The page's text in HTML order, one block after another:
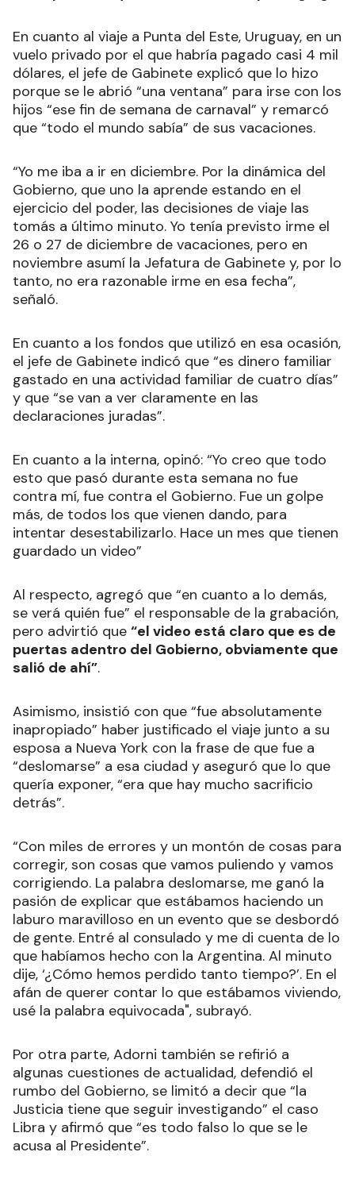
En cuanto al viaje a Punta del Este, Uruguay, en un
vuelo privado por el que habría pagado casi 4 mil
dólares, el jefe de Gabinete explicó que lo hizo
porque se le abrió “una ventana” para irse con los
hijos “ese fin de semana de carnaval” y remarcó
que “todo el mundo sabía” de sus vacaciones.
“Yo me iba a ir en diciembre. Por la dinámica del
Gobierno, que uno la aprende estando en el
ejercicio del poder, las decisiones de viaje las
tomás a último minuto. Yo tenía previsto irme el
26 o 27 de diciembre de vacaciones, pero en
noviembre asumí la Jefatura de Gabinete y, por lo
tanto, no era razonable irme en esa fecha”,
señaló.
En cuanto a los fondos que utilizó en esa ocasión,
el jefe de Gabinete indicó que “es dinero familiar
gastado en una actividad familiar de cuatro días”
y que “se van a ver claramente en las
declaraciones juradas”.
En cuanto a la interna, opinó: “Yo creo que todo
esto que pasó durante esta semana no fue
contra mí, fue contra el Gobierno. Fue un golpe
más, de todos los que vienen dando, para
intentar desestabilizarlo. Hace un mes que tienen
guardado un video”
Al respecto, agregó que “en cuanto a lo demás,
se verá quién fue” el responsable de la grabación,
pero advirtió que “el video está claro que es de
puertas adentro del Gobierno, obviamente que
salió de ahí”.
Asimismo, insistió con que “fue absolutamente
inapropiado” haber justificado el viaje junto a su
esposa a Nueva York con la frase de que fue a
“deslomarse” a esa ciudad y aseguró que lo que
quería exponer, “era que hay mucho sacrificio
detrás”.
“Con miles de errores y un montón de cosas para
corregir, son cosas que vamos puliendo y vamos
corrigiendo. La palabra deslomarse, me ganó la
pasión de explicar que estábamos haciendo un
laburo maravilloso en un evento que se desbordó
de gente. Entré al consulado y me di cuenta de lo
que habíamos hecho con la Argentina. Al minuto
dije, ‘¿Cómo hemos perdido tanto tiempo?’. En el
afán de querer contar lo que estábamos viviendo,
usé la palabra equivocada", subrayó.
Por otra parte, Adorni también se refirió a
algunas cuestiones de actualidad, defendió el
rumbo del Gobierno, se limitó a decir que “la
Justicia tiene que seguir investigando” el caso
Libra y afirmó que “es todo falso lo que se le
acusa al Presidente”.